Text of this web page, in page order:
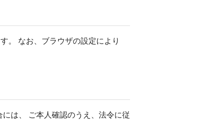
。 なお、ブラウザの設定により
は、 ご本人確認のうえ、法令に従